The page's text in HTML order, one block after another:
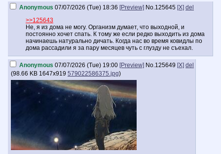
Anonymous 07/07/2026 (Tue) 18:36 [Preview] No.125645 [X] del
>>125643
Не, я из дома не могу. Организм думает, что выходной, и
постоянно хочет спать. К тому же если редко выходить из дома
начинаешь натурально дичать. Когда нас во время ковидлы по
дома рассадили я за пару месяцев чуть с глузду не съехал.
Anonymous 07/07/2026 (Tue) 19:00 [Preview] No.125649 [X] del
(98.66 KB 1647x919 579022586375.jpg)